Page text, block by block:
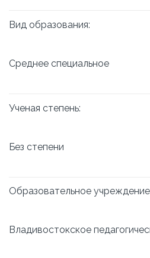
Вид образования:
Среднее специальное
Ученая степень:
Без степени
Образовательное
Владивостокское